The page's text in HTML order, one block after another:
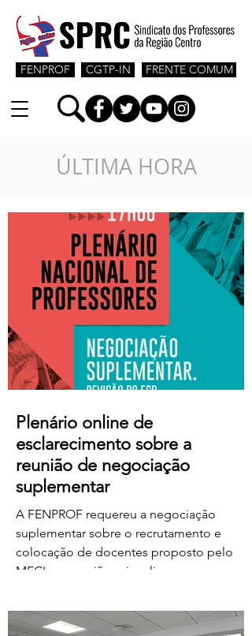
CGTP-IN
FENPROF FRENTE COMUM
ÚLTIMA HORA
Plenário online de
esclarecimento sobre a
reunião de negociação
suplementar
A FENPROF requereu a negociação
suplementar sobre o recrutamento e
colocação de docentes proposto pelo
MECI e a reunião vai realizar-se na
17 horas. No dia seguinte, a FENPROF
realiza o habitual plenário online de